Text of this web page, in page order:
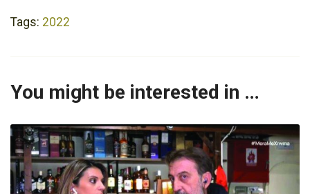
Tags: 2022
You might be interested in …